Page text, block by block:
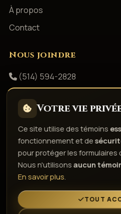
À propos
Contact
Nous joindre
(514) 594-2828
Facebook
Politique de confidentialité
Droits d'auteur &
L'esprit de la
Votre vie
Ce site utilise des témoins
fonctionnement et de
pour protéger les formulaires
Nous n'utilisonsaucun
En savoir plus.
TOUT